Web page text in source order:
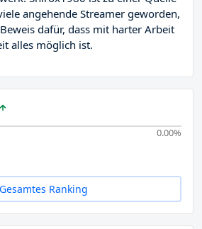
angehende Streamer geworden,
dafür, dass mit harter Arbeit
alles möglich ist.
0.00%
Gesamtes Ranking